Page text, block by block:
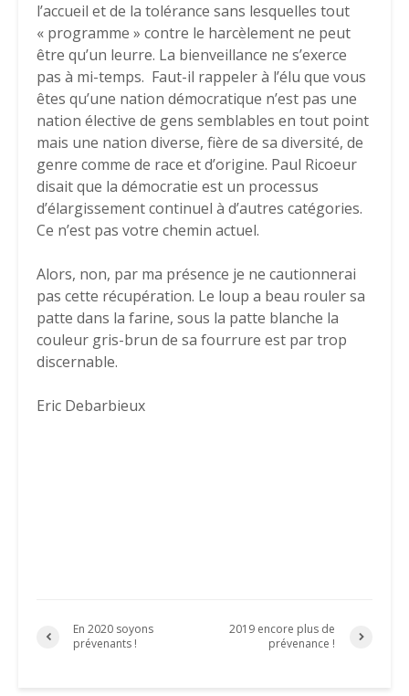
l’accueil et de la tolérance sans lesquelles tout
« programme » contre le harcèlement ne peut
être qu’un leurre. La bienveillance ne s’exerce
pas à mi-temps. Faut-il rappeler à l’élu que vous
êtes qu’une nation démocratique n’est pas une
nation élective de gens semblables en tout point
mais une nation diverse, fière de sa diversité, de
genre comme de race et d’origine. Paul Ricoeur
disait que la démocratie est un processus
d’élargissement continuel à d’autres catégories.
Ce n’est pas votre chemin actuel.
Alors, non, par ma présence je ne cautionnerai
pas cette récupération. Le loup a beau rouler sa
patte dans la farine, sous la patte blanche la
couleur gris-brun de sa fourrure est par trop
discernable.
Eric Debarbieux
En 2020 soyons
prévenants !
2019 encore plus de
prévenance !